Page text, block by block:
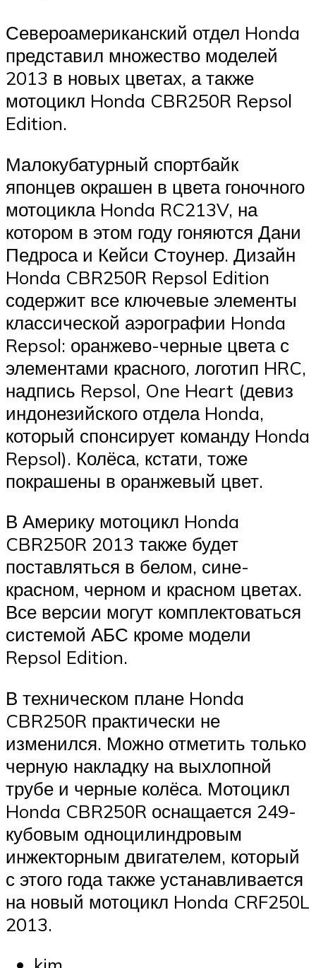
Североамериканский отдел Honda
представил множество моделей
2013 в новых цветах, а также
мотоцикл Honda CBR250R Repsol
Edition.
Малокубатурный спортбайк
японцев окрашен в цвета гоночного
мотоцикла Honda RC213V, на
котором в этом году гоняются Дани
Педроса и Кейси Стоунер. Дизайн
Honda CBR250R Repsol Edition
содержит все ключевые элементы
классической аэрографии Honda
Repsol: оранжево-черные цвета с
элементами красного, логотип HRC,
надпись Repsol, One Heart (девиз
индонезийского отдела Honda,
который спонсирует команду Honda
Repsol). Колёса, кстати, тоже
покрашены в оранжевый цвет.
В Америку мотоцикл Honda
CBR250R 2013 также будет
поставляться в белом, сине-
красном, черном и красном цветах.
Все версии могут комплектоваться
системой АБС кроме модели
Repsol Edition.
В техническом плане Honda
CBR250R практически не
изменился. Можно отметить только
черную накладку на выхлопной
трубе и черные колёса. Мотоцикл
Honda CBR250R оснащается 249-
кубовым одноцилиндровым
инжекторным двигателем, который
с этого года также устанавливается
на новый мотоцикл Honda CRF250L
2013.